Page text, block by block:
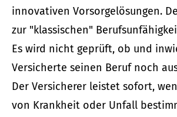
innovativen Vorsorgelösungen.
zur "klassischen"
Es wird nicht geprüft, ob und
Versicherte seinen Beruf noch
Der Versicherer leistet sofort,
von Krankheit oder Unfall